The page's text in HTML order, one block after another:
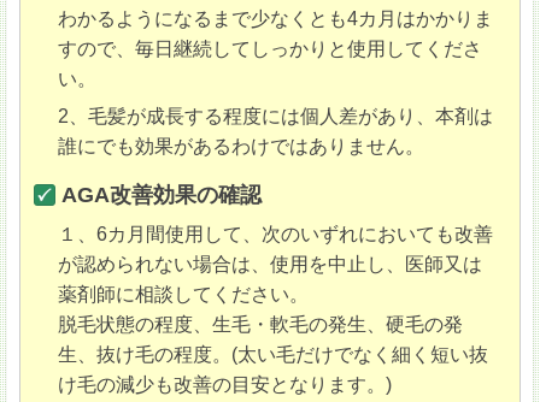
わかるようになるまで少なくとも4カ月はかかりま
すので、毎日継続してしっかりと使用してくださ
い。
2、毛髪が成長する程度には個人差があり、本剤は
誰にでも効果があるわけではありません。
AGA改善効果の確認
１、6カ月間使用して、次のいずれにおいても改善
が認められない場合は、使用を中止し、医師又は
薬剤師に相談してください。
脱毛状態の程度、生毛・軟毛の発生、硬毛の発
生、抜け毛の程度。(太い毛だけでなく細く短い抜
け毛の減少も改善の目安となります。)